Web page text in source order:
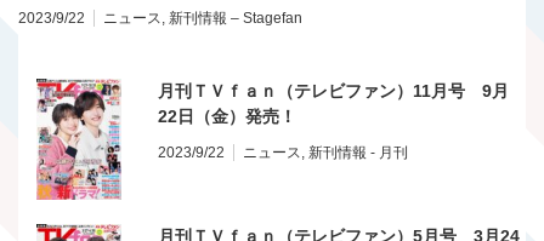
2023/9/22
ニュース, 新刊情報 – Stagefan
月刊ＴＶｆａｎ（テレビファン）11月号 9月
22日（金）発売！
2023/9/22 ニュース, 新刊情報 - 月刊
月刊ＴＶｆａｎ（テレビファン）5月号 3月24